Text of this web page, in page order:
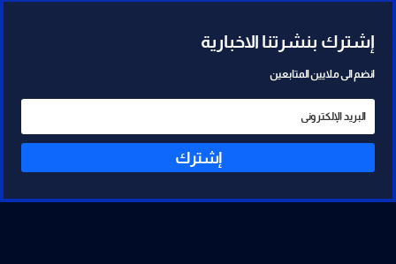
إشترك بنشرتنا الاخبارية
انضم الى ملايين المتابعين
إشترك